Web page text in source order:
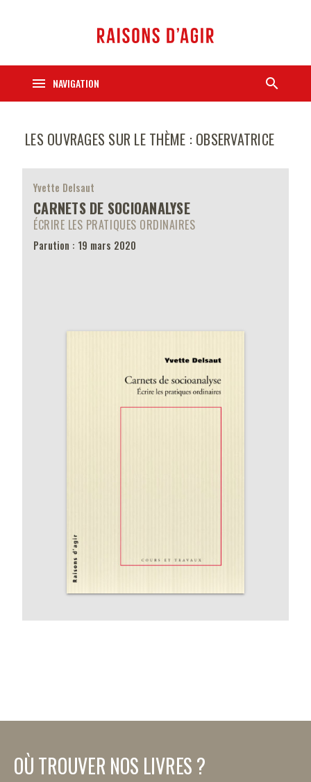
menu NAVIGATION search
LES OUVRAGES SUR LE THÈME : OBSERVATRICE
Yvette Delsaut
CARNETS DE SOCIOANALYSE
ÉCRIRE LES PRATIQUES ORDINAIRES
Parution : 19 mars 2020
OÙ TROUVER NOS LIVRES ?